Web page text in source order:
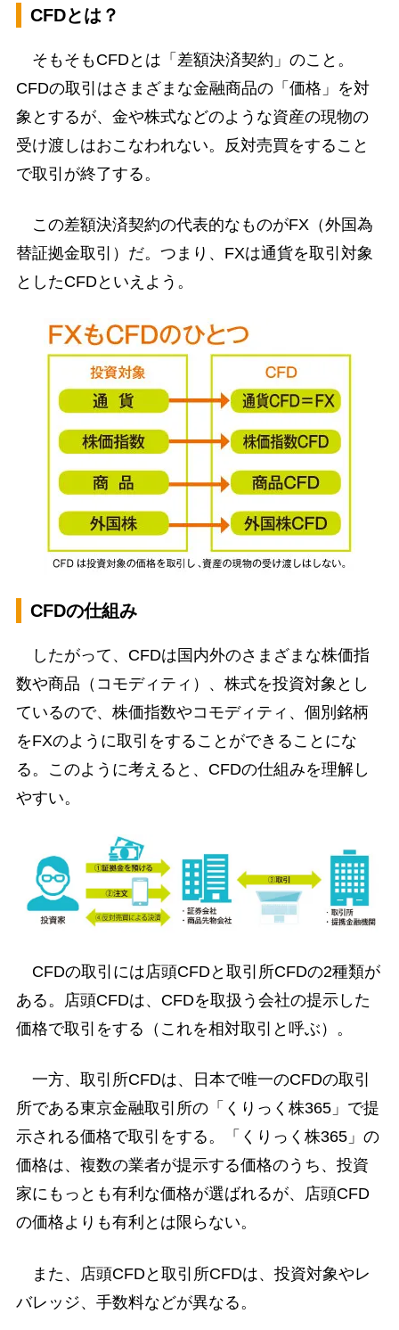
CFDとは？
そもそもCFDとは「差額決済契約」のこと。
CFDの取引はさまざまな金融商品の「価格」を対
象とするが、金や株式などのような資産の現物の
受け渡しはおこなわれない。反対売買をすること
で取引が終了する。
この差額決済契約の代表的なものがFX（外国為
替証拠金取引）だ。つまり、FXは通貨を取引対象
としたCFDといえよう。
CFDの仕組み
したがって、CFDは国内外のさまざまな株価指
数や商品（コモディティ）、株式を投資対象とし
ているので、株価指数やコモディティ、個別銘柄
をFXのように取引をすることができることにな
る。このように考えると、CFDの仕組みを理解し
やすい。
CFDの取引には店頭CFDと取引所CFDの2種類が
ある。店頭CFDは、CFDを取扱う会社の提示した
価格で取引をする（これを相対取引と呼ぶ）。
一方、取引所CFDは、日本で唯一のCFDの取引
所である東京金融取引所の「くりっく株365」で提
示される価格で取引をする。「くりっく株365」の
価格は、複数の業者が提示する価格のうち、投資
家にもっとも有利な価格が選ばれるが、店頭CFD
の価格よりも有利とは限らない。
また、店頭CFDと取引所CFDは、投資対象やレ
バレッジ、手数料などが異なる。